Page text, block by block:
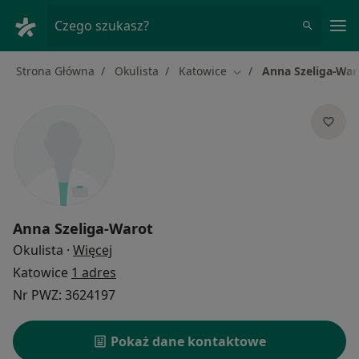
Czego szukasz?
Strona Główna Okulista Katowice Zmień miasto
Anna Szeliga-
Anna Szeliga-Warot
Okulista · Więcej
Katowice 1 adres
Nr PWZ: 3624197
Pokaż dane kontaktowe